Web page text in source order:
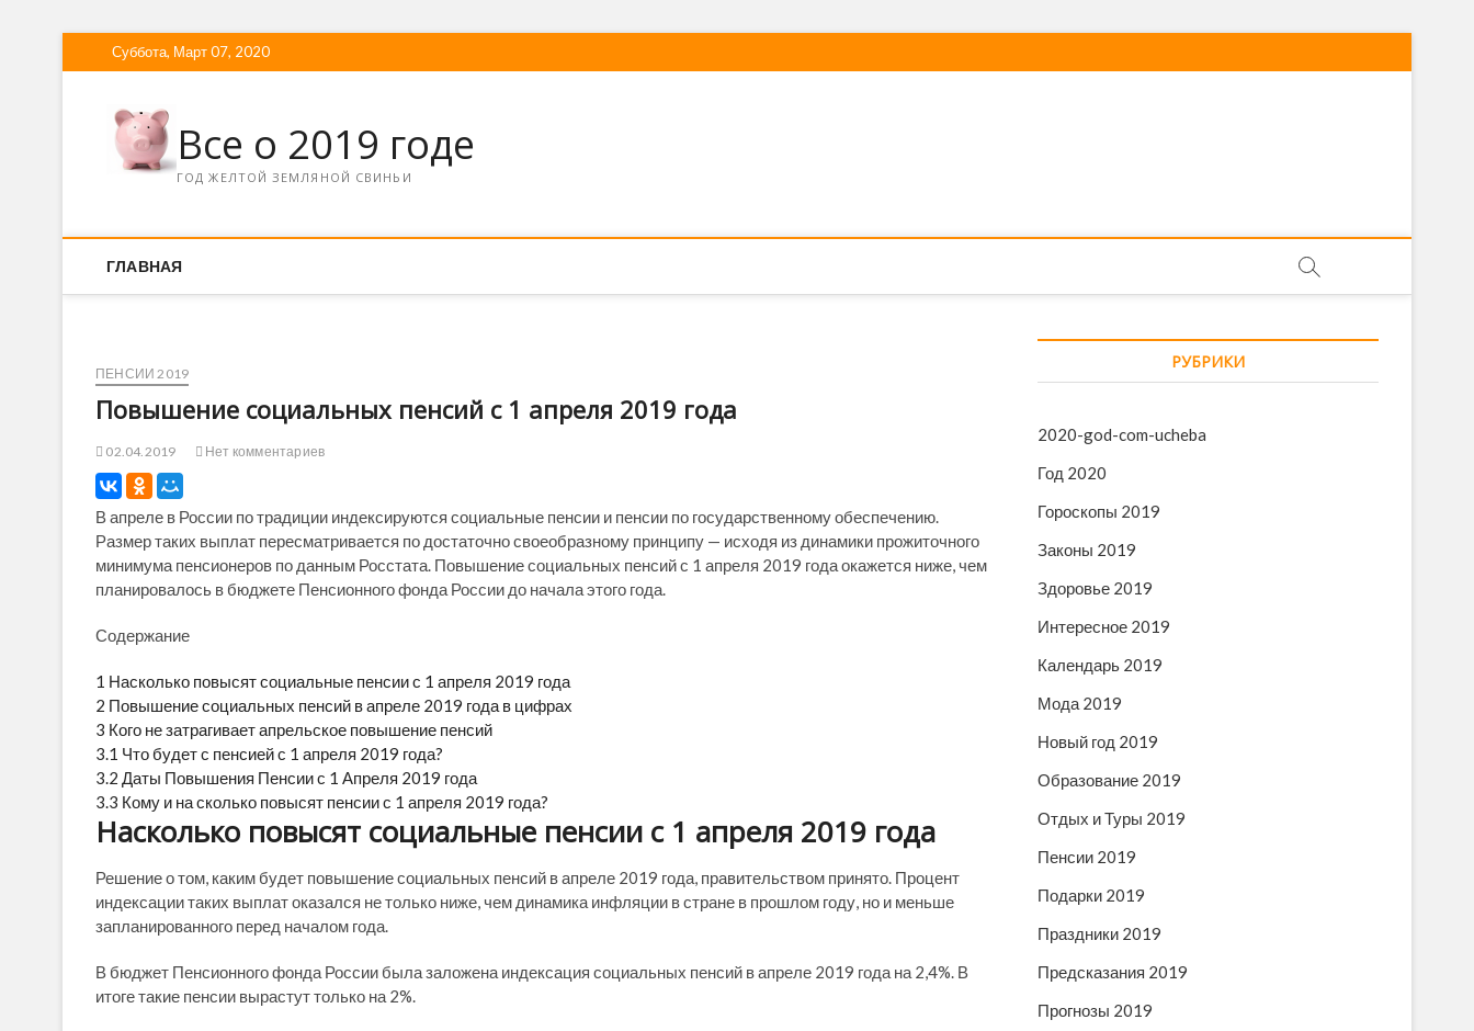
Суббота, Март 07, 2020
Все о 2019 годе
ГОД ЖЕЛТОЙ ЗЕМЛЯНОЙ СВИНЬИ
ГЛАВНАЯ
ПЕНСИИ 2019
Повышение социальных пенсий с 1 апреля 2019 года
02.04.2019 Нет комментариев
В апреле в России по традиции индексируются социальные пенсии и пенсии по государственному обеспечению.
Размер таких выплат пересматривается по достаточно своеобразному принципу — исходя из динамики прожиточного
минимума пенсионеров по данным Росстата. Повышение социальных пенсий с 1 апреля 2019 года окажется ниже, чем
планировалось в бюджете Пенсионного фонда России до начала этого года.
Содержание
1 Насколько повысят социальные пенсии с 1 апреля 2019 года
2 Повышение социальных пенсий в апреле 2019 года в цифрах
3 Кого не затрагивает апрельское повышение пенсий
3.1 Что будет с пенсией с 1 апреля 2019 года?
3.2 Даты Повышения Пенсии с 1 Апреля 2019 года
3.3 Кому и на сколько повысят пенсии с 1 апреля 2019 года?
Насколько повысят социальные пенсии с 1 апреля 2019 года
Решение о том, каким будет повышение социальных пенсий в апреле 2019 года, правительством принято. Процент
индексации таких выплат оказался не только ниже, чем динамика инфляции в стране в прошлом году, но и меньше
запланированного перед началом года.
В бюджет Пенсионного фонда России была заложена индексация социальных пенсий в апреле 2019 года на 2,4%. В
итоге такие пенсии вырастут только на 2%.
РУБРИКИ
2020-god-com-ucheba
Год 2020
Гороскопы 2019
Законы 2019
Здоровье 2019
Интересное 2019
Календарь 2019
Мода 2019
Новый год 2019
Образование 2019
Отдых и Туры 2019
Пенсии 2019
Подарки 2019
Праздники 2019
Предсказания 2019
Прогнозы 2019